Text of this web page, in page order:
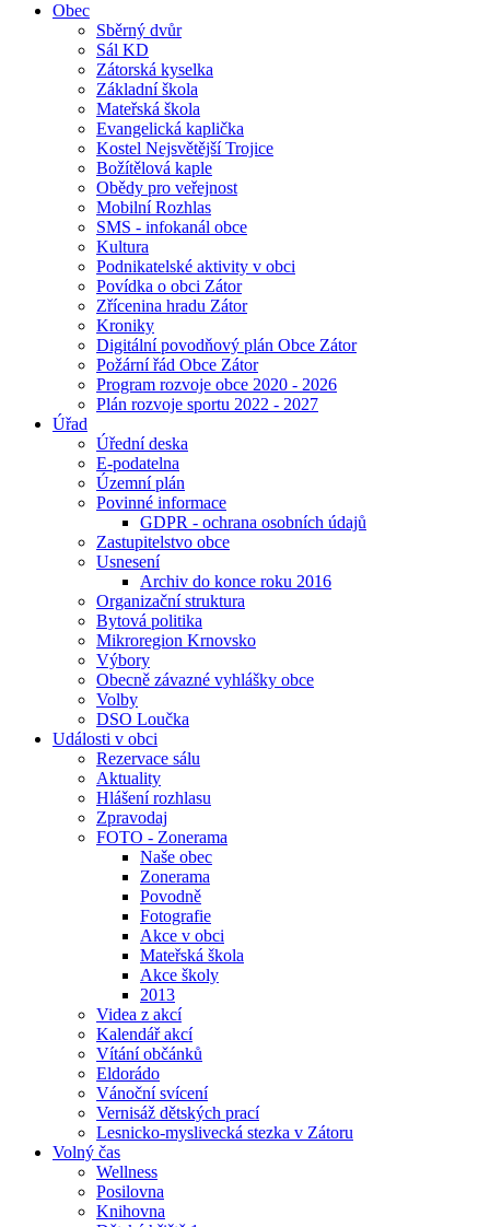
Obec
Sběrný dvůr
Sál KD
Zátorská kyselka
Základní škola
Mateřská škola
Evangelická kaplička
Kostel Nejsvětější Trojice
Božítělová kaple
Obědy pro veřejnost
Mobilní Rozhlas
SMS - infokanál obce
Kultura
Podnikatelské aktivity v obci
Povídka o obci Zátor
Zřícenina hradu Zátor
Kroniky
Digitální povodňový plán Obce Zátor
Požární řád Obce Zátor
Program rozvoje obce 2020 - 2026
Plán rozvoje sportu 2022 - 2027
Úřad
Úřední deska
E-podatelna
Územní plán
Povinné informace
GDPR - ochrana osobních údajů
Zastupitelstvo obce
Usnesení
Archiv do konce roku 2016
Organizační struktura
Bytová politika
Mikroregion Krnovsko
Výbory
Obecně závazné vyhlášky obce
Volby
DSO Loučka
Události v obci
Rezervace sálu
Aktuality
Hlášení rozhlasu
Zpravodaj
FOTO - Zonerama
Naše obec
Zonerama
Povodně
Fotografie
Akce v obci
Mateřská škola
Akce školy
2013
Videa z akcí
Kalendář akcí
Vítání občánků
Eldorádo
Vánoční svícení
Vernisáž dětských prací
Lesnicko-myslivecká stezka v Zátoru
Volný čas
Wellness
Posilovna
Knihovna